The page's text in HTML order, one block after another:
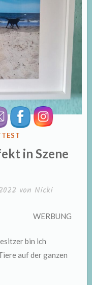
in Szene
von Nicki
WERBUNG
bin ich
auf der ganzen